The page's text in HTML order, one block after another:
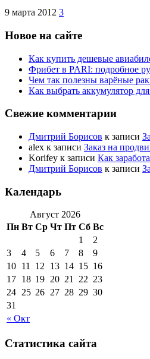
9 марта 2012 3
Новое на сайте
Как купить дешевые
Фрибет в PARI: подробное
Чем так полезны варёные
Как выбрать аккумулятор
Свежие комментарии
Дмитрий Борисов к записи
alex к записи Заказ на
Korifey к записи Как
Дмитрий Борисов к записи
Календарь
Август 2026
Пн Вт Ср Чт Пт Сб Вс
« Окт
1
2
3
4 5 6 7 8
9
10 11 12 13 14 15 16
17 18 19 20 21 22 23
24 25 26 27 28 29 30
31
Статистика сайта